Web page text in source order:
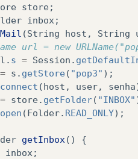
store;
inbox ;
(String host , String
url = new
. s = Session .
= s . getStore( "pop3" );
connect (host , user, senha
= store. getFolder( "INBOX"
open (Folder. READ_ONLY);
getInbox ()
{
inbox ;